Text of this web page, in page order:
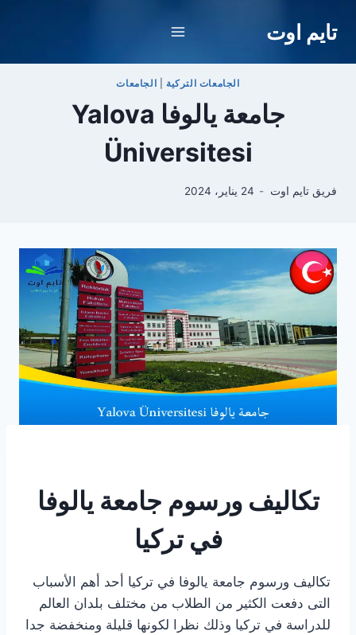
تايم اوت
الجامعات التركية الجامعات
جامعة يالوفا Yalova
Üniversitesi
فريق تايم اوت 24 يناير، 2024
تكاليف ورسوم جامعة يالوفا
في تركيا
تكاليف ورسوم جامعة يالوفا في تركيا أحد أهم الأسباب
التى دفعت الكثير من الطلاب من مختلف بلدان العالم
للدراسة في تركيا وذلك نظرا لكونها قليلة ومنخفضة جدا